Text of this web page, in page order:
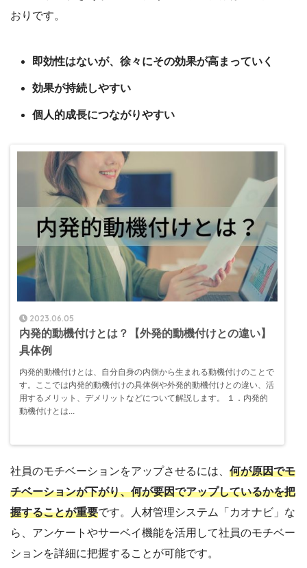
おりです。
即効性はないが、徐々にその効果が高まっていく
効果が持続しやすい
個人的成長につながりやすい
2023.06.05
内発的動機付けとは？【外発的動機付けとの違い】
具体例
内発的動機付けとは、自分自身の内側から生まれる動機付けのことで
す。ここでは内発的動機付けの具体例や外発的動機付けとの違い、活
用するメリット、デメリットなどについて解説します。 １．内発的
動機付けとは...
社員のモチベーションをアップさせるには、 何が原因でモ
チベーションが下がり、何が要因でアップしているかを把
握することが重要です。人材管理システム「カオナビ」な
ら、アンケートやサーベイ機能を活用して社員のモチベー
ションを詳細に把握することが可能です。